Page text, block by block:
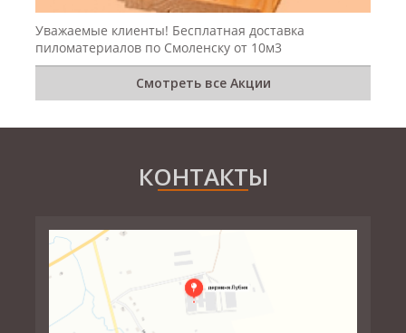
Уважаемые клиенты! Бесплатная доставка
пиломатериалов по Смоленску от 10м3
Смотреть все Акции
КОНТАКТЫ